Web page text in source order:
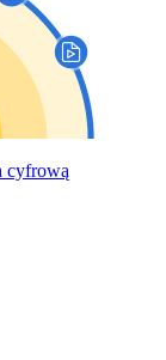
cyfrową